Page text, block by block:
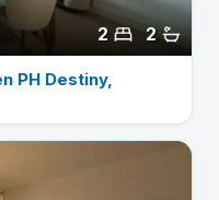
2
2
PH Destiny,